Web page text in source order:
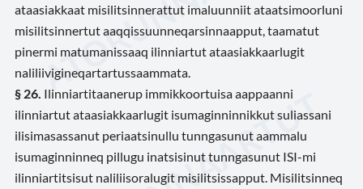
ataasiakkaat misilitsinnerattut imaluunniit ataatsimoorluni
misilitsinnertut aaqqissuunneqarsinnaapput, taamatut
pinermi matumanissaaq ilinniartut ataasiakkaarlugit
naliliivigineqartartussaammata.
§ 26. Ilinniartitaanerup immikkoortuisa aappaanni
ilinniartut ataasiakkaarlugit isumaginninnikkut suliassani
ilisimasassanut periaatsinullu tunngasunut aammalu
isumaginninneq pillugu inatsisinut tunngasunut ISI-mi
ilinniartitsisut naliliisoralugit misilitsissapput. Misilitsinneq